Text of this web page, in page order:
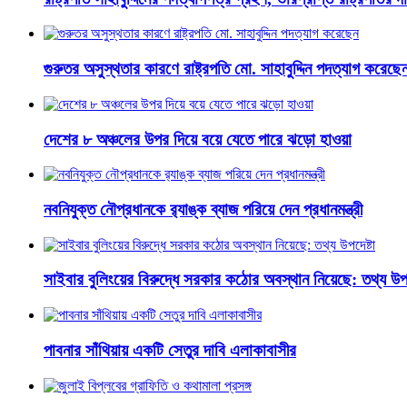
গুরুতর অসুস্থতার কারণে রাষ্ট্রপতি মো. সাহাবুদ্দিন পদত্যাগ
দেশের ৮ অঞ্চলের উপর দিয়ে বয়ে যেতে পারে ঝড়ো হাওয়া
নবনিযুক্ত নৌপ্রধানকে র‌্যাঙ্ক ব্যাজ পরিয়ে দেন প্রধানমন্ত্রী
সাইবার বুলিংয়ের বিরুদ্ধে সরকার কঠোর অবস্থান নিয়েছে: তথ্য
পাবনার সাঁথিয়ায় একটি সেতুর দাবি এলাকাবাসীর